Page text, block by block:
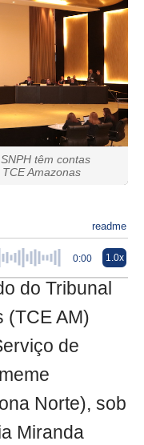
têm contas
Amazonas
readme
0:00 1.0x
do Tribunal
(TCE AM)
de
Norte), sob
Miranda